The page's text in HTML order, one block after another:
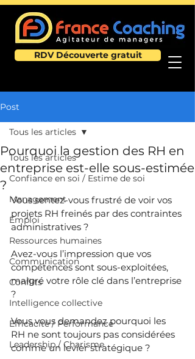
RDV Découverte gratuit
Post
Tous les articles
Confiance en soi / Estime de soi
Management
Emploi
Ressources humaines
Communication
Conflits
Intelligence collective
Efficacité / Performance
Leadership / Charisme
Tous les articles
Pourquoi la gestion des RH en
entreprise est-elle sous-estimée
?
Vous sentez-vous frustré de voir vos
projets RH freinés par des contraintes
administratives ?
Avez-vous l’impression que vos
compétences sont sous-exploitées,
malgré votre rôle clé dans l’entreprise
?
Vous vous demandez pourquoi les
RH ne sont toujours pas considérées
comme un levier stratégique ?